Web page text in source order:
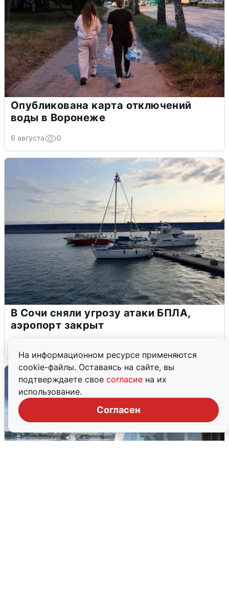
На информационном ресурсе применяются
cookie-файлы. Оставаясь на сайте, вы
подтверждаете свое согласие на их
использование.
Согласен
Опубликована карта отключений
воды в Воронеже
6 августа 0
В Сочи сняли угрозу атаки БПЛА,
аэропорт закрыт